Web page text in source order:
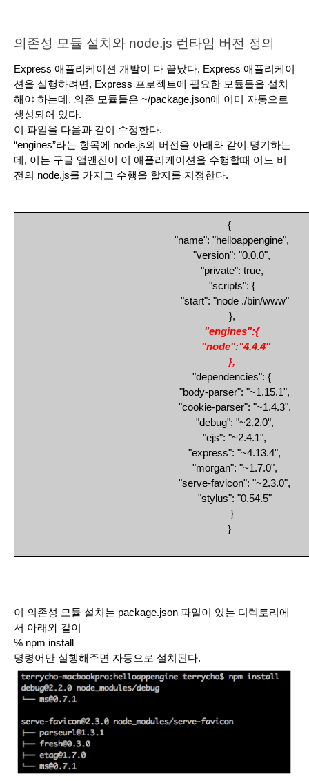
의존성 모듈 설치와 node.js 런타임 버전 정의
Express 애플리케이션 개발이 다 끝났다. Express 애플리케이
션을 실행하려면, Express 프로젝트에 필요한 모듈들을 설치
해야 하는데, 의존 모듈들은 ~/package.json에 이미 자동으로
생성되어 있다.
이 파일을 다음과 같이 수정한다.
“engines”라는 항목에 node.js의 버전을 아래와 같이 명기하는
데, 이는 구글 앱앤진이 이 애플리케이션을 수행할때 어느 버
전의 node.js를 가지고 수행을 할지를 지정한다.
{
"name": "helloappengine",
"version": "0.0.0",
"private": true,
"scripts": {
"start": "node ./bin/www"
},
"engines":{
"node":"4.4.4"
},
"dependencies": {
"body-parser": "~1.15.1",
"cookie-parser": "~1.4.3",
"debug": "~2.2.0",
"ejs": "~2.4.1",
"express": "~4.13.4",
"morgan": "~1.7.0",
"serve-favicon": "~2.3.0",
"stylus": "0.54.5"
}
}
이 의존성 모듈 설치는 package.json 파일이 있는 디렉토리에
서 아래와 같이
% npm install
명령어만 실행해주면 자동으로 설치된다.